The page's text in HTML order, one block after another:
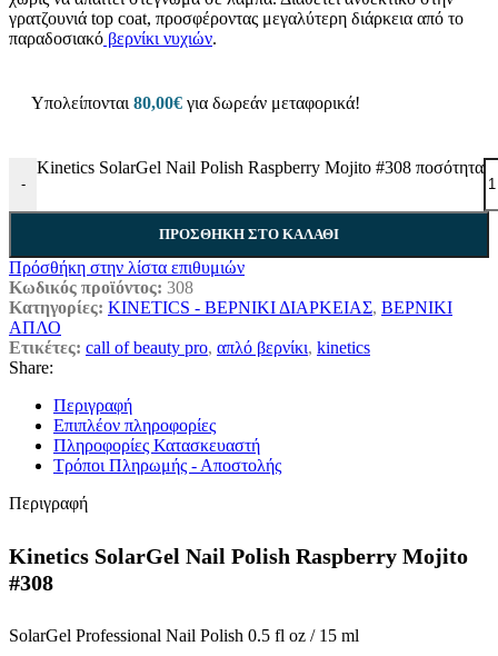
γρατζουνιά top coat, προσφέροντας μεγαλύτερη διάρκεια από το
παραδοσιακό βερνίκι νυχιών.
Υπολείπονται 80,00€ για δωρεάν μεταφορικά!
-
Kinetics SolarGel Nail Polish Raspberry Mojito #308 ποσότητα
ΠΡΟΣΘΉΚΗ ΣΤΟ ΚΑΛΆΘΙ
Πρόσθήκη στην λίστα επιθυμιών
Κωδικός προϊόντος: 308
Κατηγορίες: KINETICS - ΒΕΡΝΙΚΙ ΔΙΑΡΚΕΙΑΣ, ΒΕΡΝΙΚΙ
ΑΠΛΟ
Ετικέτες: call of beauty pro, απλό βερνίκι, kinetics
Share:
Περιγραφή
Επιπλέον πληροφορίες
Πληροφορίες Κατασκευαστή
Τρόποι Πληρωμής - Αποστολής
Περιγραφή
Kinetics SolarGel Nail Polish Raspberry Mojito
#308
SolarGel Professional Nail Polish 0.5 fl oz / 15 ml